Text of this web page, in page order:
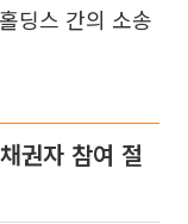
딩스 간의 소송
권자 참여 절